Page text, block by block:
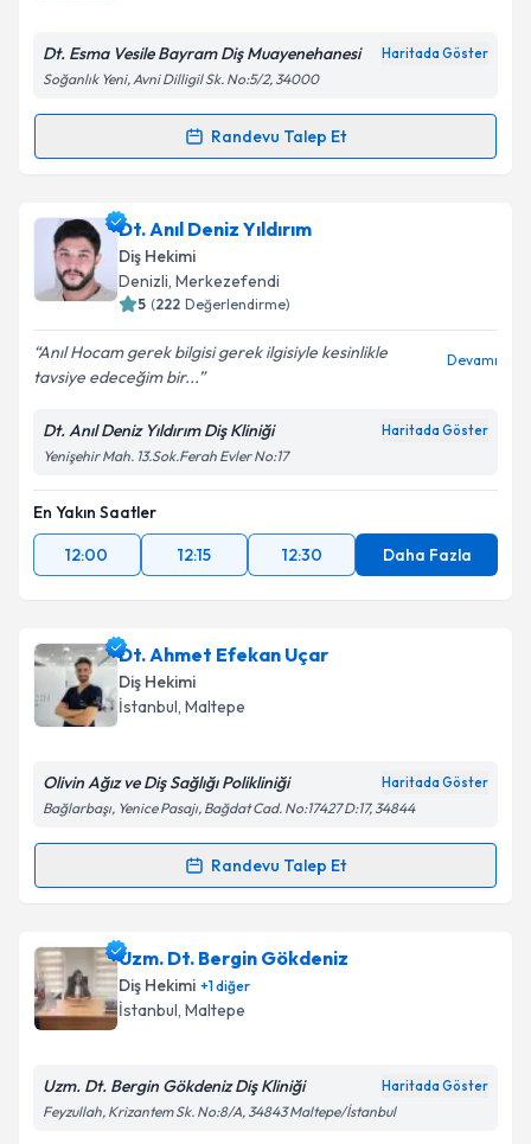
Kişisel verilerimin işlenmesine ilişkin
Metni'ni okudum ve kişisel verilerimin belirtilen
Takvim Talebini Gönder
Dt. Esma Vesile Bayram Diş Muayenehanesi Haritada Göster
Soğanlık Yeni, Avni Dilligil Sk. No:5/2, 34000
Randevu Talep Et
Randevu Takvimi Talebi
Dt. Esma Vesile Bayramiçin randevu takvimi talebi
oluşturun. Size bu uzmandan randevu almanız için bir
takvim hazırlandığında e-posta ile bilgilendireceğiz.
Kişisel verilerimin işlenmesine ilişkin
Aydınlatma
Metni'ni okudum ve kişisel verilerimin belirtilen
kapsamda işlenmesini kabul ediyorum.
Takvim Talebini Gönder
Dt. Anıl Deniz Yıldırım
Diş Hekimi
Denizli, Merkezefendi
5 (222 Değerlendirme)
Anıl Hocam gerek bilgisi gerek ilgisiyle kesinlikle
tavsiye edeceğim bir...
Devamı
Dt. Anıl Deniz Yıldırım Diş Kliniği Haritada Göster
Yenişehir Mah. 13.Sok.Ferah Evler No:17
En Yakın Saatler
12:00
12:15 12:30 Daha Fazla
Dt. Ahmet Efekan Uçar
Diş Hekimi
İstanbul, Maltepe
Olivin Ağız ve Diş Sağlığı Polikliniği Haritada Göster
Bağlarbaşı, Yenice Pasajı, Bağdat Cad. No:17427 D:17, 34844
Randevu Talep Et
Randevu Takvimi Talebi
Dt. Ahmet Efekan Uçariçin randevu takvimi talebi
oluşturun. Size bu uzmandan randevu almanız için bir
takvim hazırlandığında e-posta ile bilgilendireceğiz.
Uzm. Dt. Bergin Gökdeniz
Diş Hekimi +1diğer
İstanbul, Maltepe
Uzm. Dt. Bergin Gökdeniz Diş Kliniği Haritada Göster
Feyzullah, Krizantem Sk. No:8/A, 34843 Maltepe/İstanbul